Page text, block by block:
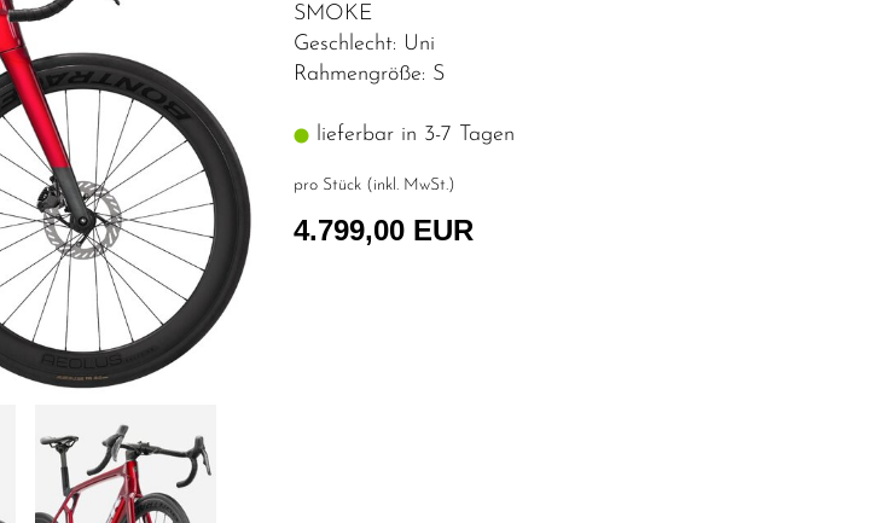
SMOKE
Geschlecht: Uni
Rahmengröße: S
lieferbar in 3-7 Tagen
pro Stück (inkl. MwSt.)
4.799,00 EUR